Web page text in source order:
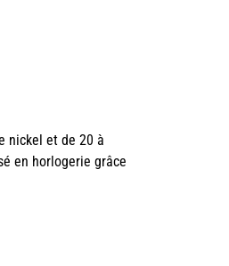
nickel et de 20 à
en horlogerie grâce